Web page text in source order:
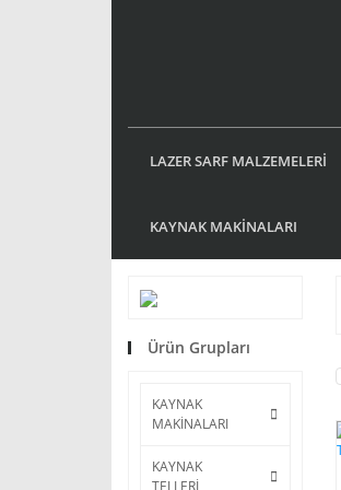
LAZER SARF MALZEMELERİ
KAYNAK MAKİNALARI
Ürün Grupları
KAYNAK
MAKİNALARI
KAYNAK
TELLERİ